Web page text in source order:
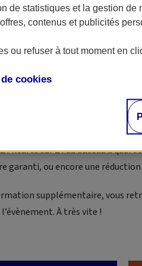
de statistiques et la gestion
contenus et publicités
ou refuser à tout moment en
cookies
2019, les200.000 visiteurs
le tourisme, les sports de
également plus de1000
du secteur, AXA Passion
clients et prospects dans leur
AXA Passion, c’est
heures sur 24 au bateau à
garanti, ou encore une
supplémentaire, vous
À très vite !